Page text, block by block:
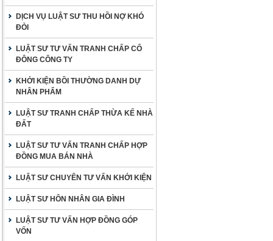
DỊCH VỤ LUẬT SƯ THU HỒI NỢ KHÓ
ĐÒI
LUẬT SƯ TƯ VẤN TRANH CHẤP CỔ
ĐÔNG CÔNG TY
KHỞI KIỆN BỒI THƯỜNG DANH DỰ
NHÂN PHẨM
LUẬT SƯ TRANH CHẤP THỪA KẾ NHÀ
ĐẤT
LUẬT SƯ TƯ VẤN TRANH CHẤP HỢP
ĐỒNG MUA BÁN NHÀ
LUẬT SƯ CHUYÊN TƯ VẤN KHỞI KIỆN
LUẬT SƯ HÔN NHÂN GIA ĐÌNH
LUẬT SƯ TƯ VẤN HỢP ĐỒNG GÓP
VỐN